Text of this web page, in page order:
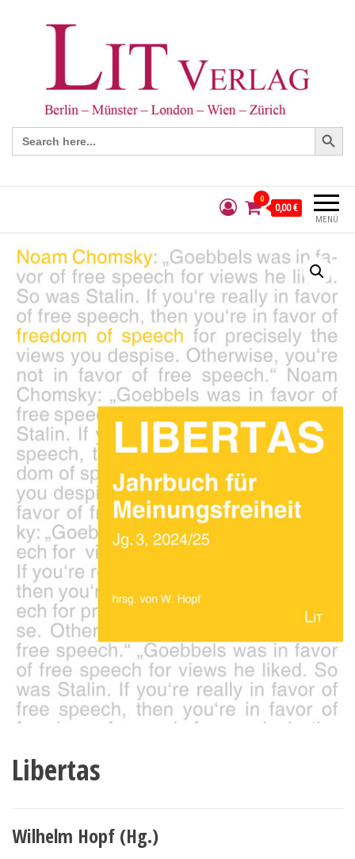
Search
for:
Search Button
MENÜ
0
0,00 €
Libertas
Wilhelm Hopf (Hg.)